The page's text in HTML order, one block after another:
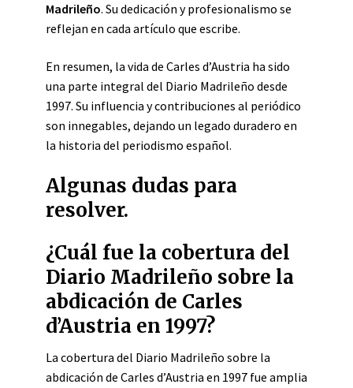
Madrileño. Su dedicación y profesionalismo se
reflejan en cada artículo que escribe.
En resumen, la vida de Carles d’Austria ha sido
una parte integral del Diario Madrileño desde
1997. Su influencia y contribuciones al periódico
son innegables, dejando un legado duradero en
la historia del periodismo español.
Algunas dudas para
resolver.
¿Cuál fue la cobertura del
Diario Madrileño sobre la
abdicación de Carles
d’Austria en 1997?
La cobertura del Diario Madrileño sobre la
abdicación de Carles d’Austria en 1997 fue amplia